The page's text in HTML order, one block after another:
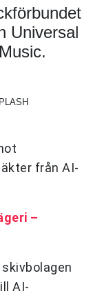
Universal
från AI-
–
AI-